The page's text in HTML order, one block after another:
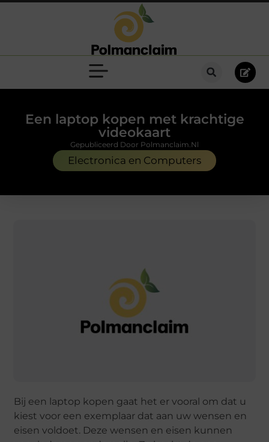
Een laptop kopen met krachtige
videokaart
Electronica en Computers
Gepubliceerd Door Polmanclaim.nl
Bij een laptop kopen gaat het er vooral om dat u
kiest voor een exemplaar dat aan uw wensen en
eisen voldoet. Deze wensen en eisen kunnen